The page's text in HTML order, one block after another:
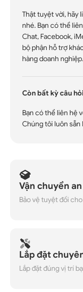
Thật tuyệt vời, hãy
nhé. Bạn có thể
Chat, Facebook,
bộ phận hỗ trợ
hàng doanh nghiệp.
Còn bất kỳ câu
Bạn có thể liên hệ
Chúng tôi luôn sẵn
Vận chuyển
Bảo vệ tuyệt đối
Lắp đặt
Lắp đặt đúng vị trí